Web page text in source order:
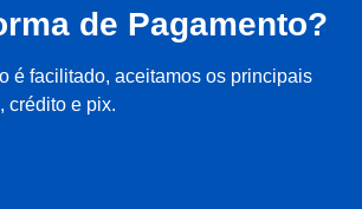
de Pagamento?
é facilitado, aceitamos os principais
crédito e pix.